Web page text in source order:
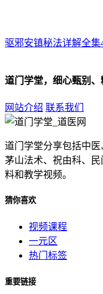
驱邪安镇秘法详解全集
道门学堂，细心甄别
网站介绍 联系我们
道门学堂分享包括中医
茅山法术、祝由科、
料和教学视频。
猜你喜欢
视频课程
一元区
热门标签
重要链接